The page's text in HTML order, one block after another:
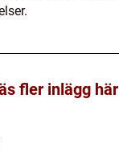
fler inlägg här